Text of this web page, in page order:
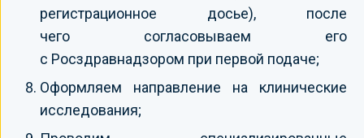
регистрационное досье), после
чего согласовываем его
с Росздравнадзором при первой подаче;
Оформляем направление на клинические
исследования;